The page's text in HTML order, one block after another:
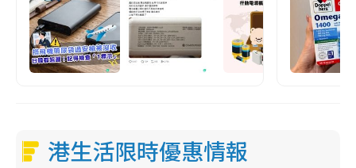
港生活限時優惠情報